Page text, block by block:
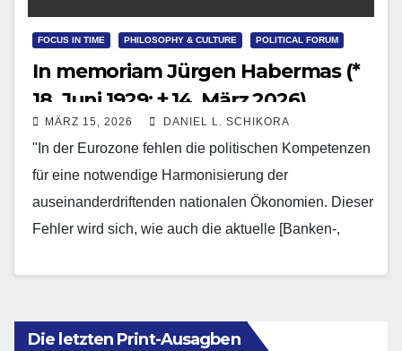
FOCUS IN TIME PHILOSOPHY & CULTURE POLITICAL FORUM
In memoriam Jürgen Habermas (*
18. Juni 1929; † 14. März 2026)
MÄRZ 15, 2026 DANIEL L. SCHIKORA
"In der Eurozone fehlen die politischen Kompetenzen
für eine notwendige Harmonisierung der
auseinanderdriftenden nationalen Ökonomien. Dieser
Fehler wird sich, wie auch die aktuelle [Banken-,
Die letzten Print-Ausagben